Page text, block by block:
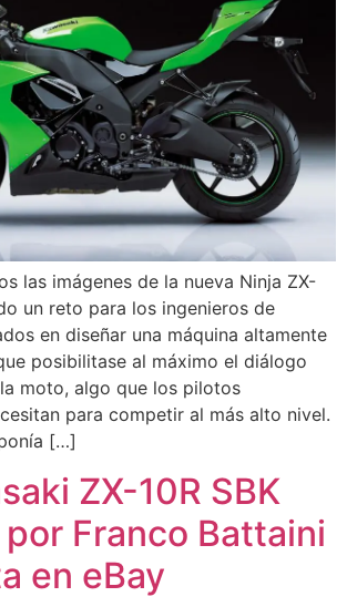
las imágenes de la nueva Ninja ZX-
un reto para los ingenieros de
en diseñar una máquina altamente
posibilitase al máximo el diálogo
moto, algo que los pilotos
para competir al más alto nivel.
[…]
ZX-10R SBK
Franco Battaini
en eBay